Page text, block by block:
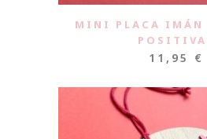
MINI PLACA IMÁN
11,95 €